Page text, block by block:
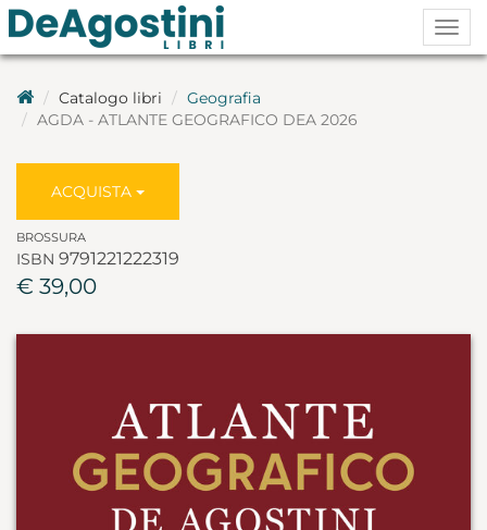
Catalogo libri
Geografia
AGDA - ATLANTE GEOGRAFICO DEA 2026
ACQUISTA
BROSSURA
ISBN 9791221222319
€ 39,00